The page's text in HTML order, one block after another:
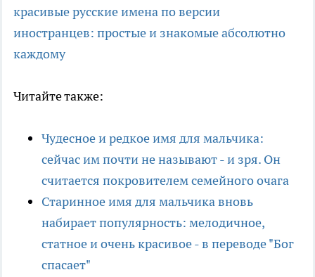
красивые русские имена по версии
иностранцев: простые и знакомые абсолютно
каждому
Читайте также:
Чудесное и редкое имя для мальчика:
сейчас им почти не называют - и зря. Он
считается покровителем семейного очага
Старинное имя для мальчика вновь
набирает популярность: мелодичное,
статное и очень красивое - в переводе "Бог
спасает"